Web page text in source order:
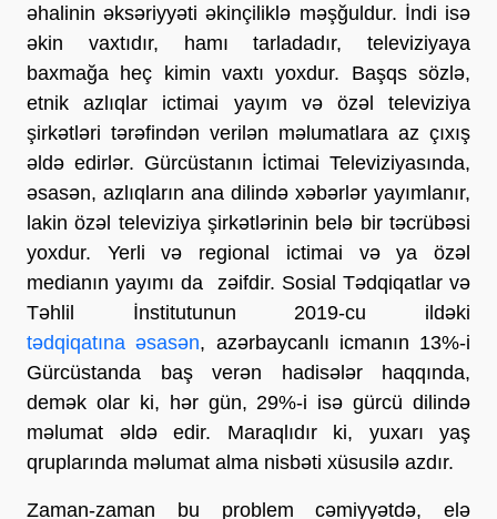
əhalinin əksəriyyəti əkinçiliklə məşğuldur. İndi isə
əkin vaxtıdır, hamı tarladadır, televiziyaya
baxmağa heç kimin vaxtı yoxdur. Başqs sözlə,
etnik azlıqlar ictimai yayım və özəl televiziya
şirkətləri tərəfindən verilən məlumatlara az çıxış
əldə edirlər. Gürcüstanın İctimai Televiziyasında,
əsasən, azlıqların ana dilində xəbərlər yayımlanır,
lakin özəl televiziya şirkətlərinin belə bir təcrübəsi
yoxdur. Yerli və regional ictimai və ya özəl
medianın yayımı da zəifdir. Sosial Tədqiqatlar və
Təhlil İnstitutunun 2019-cu ildəki
tədqiqatına əsasən, azərbaycanlı icmanın 13%-i
Gürcüstanda baş verən hadisələr haqqında,
demək olar ki, hər gün, 29%-i isə gürcü dilində
məlumat əldə edir. Maraqlıdır ki, yuxarı yaş
qruplarında məlumat alma nisbəti xüsusilə azdır.
Zaman-zaman bu problem cəmiyyətdə, elə